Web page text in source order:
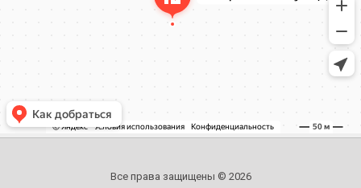
Все права защищены © 2026